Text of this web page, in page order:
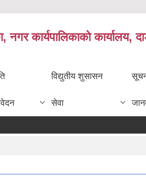
कार्यपालिकाको कार्यालय,
विद्युतीय शुसासन
सेवा